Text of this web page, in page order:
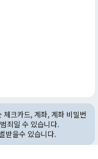
크카드, 계좌, 계좌 비밀번
죄일 수 있습니다.
받을수 있습니다.